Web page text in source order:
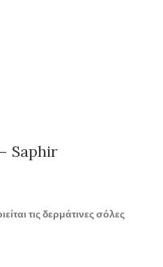
Saphir
τις δερμάτινες σόλες